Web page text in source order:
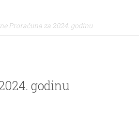
Proračuna za 2024. godinu
godinu